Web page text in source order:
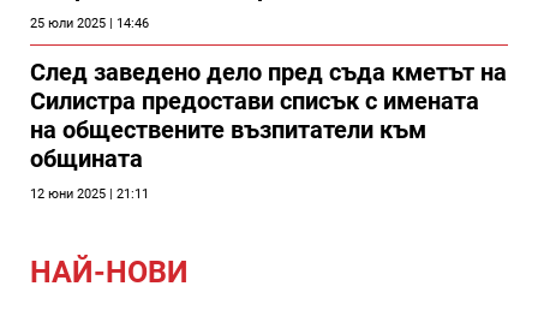
25 юли 2025 | 14:46
След заведено дело пред съда кметът на
Силистра предостави списък с имената
на обществените възпитатели към
общината
12 юни 2025 | 21:11
НАЙ-НОВИ